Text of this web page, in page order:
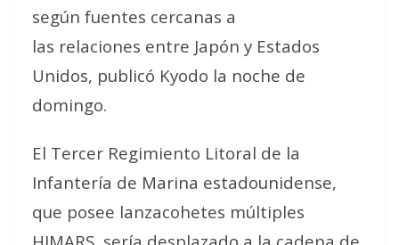
según fuentes cercanas a
las relaciones entre Japón y Estados
Unidos, publicó Kyodo la noche de
domingo.
El Tercer Regimiento Litoral de la
Infantería de Marina estadounidense,
que posee lanzacohetes múltiples